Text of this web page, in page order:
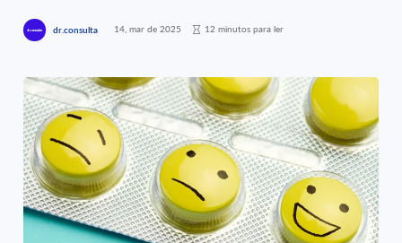
dr.consulta 14, mar de 2025 12 minutos para ler